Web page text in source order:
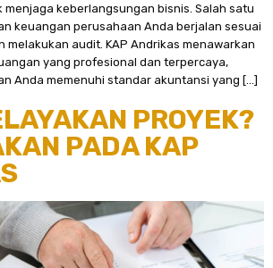
keberlangsungan bisnis. Salah satu
keuangan perusahaan Anda berjalan sesuai
melakukan audit. KAP Andrikas menawarkan
yang profesional dan terpercaya,
Anda memenuhi standar akuntansi yang […]
PROYEK?
PADA KAP